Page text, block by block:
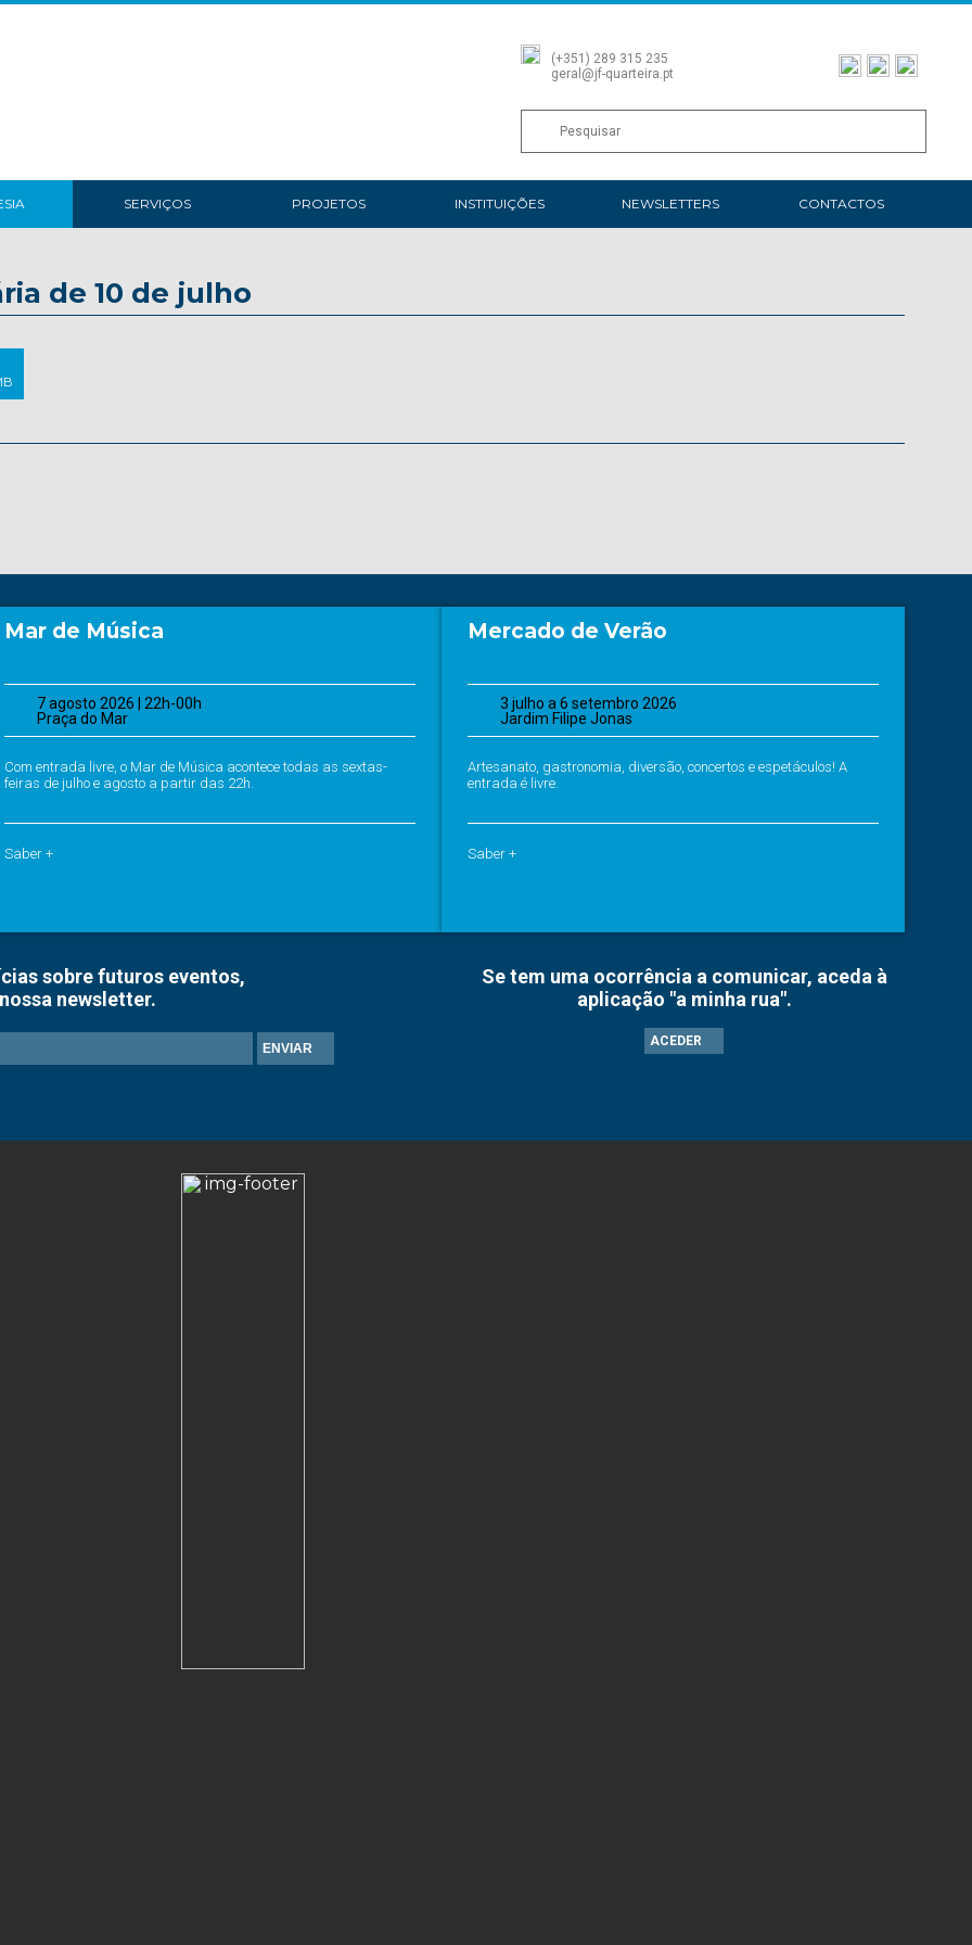
(+351) 289 315 235
geral@jf-quarteira.pt
SERVIÇOS PROJETOS INSTITUIÇÕES NEWSLETTERS CONTACTOS
de 10 de julho
Mar de Música
7 agosto 2026 | 22h-00h
Praça do Mar
Com entrada livre, o Mar de Música acontece todas as sextas-
feiras de julho e agosto a partir das 22h.
Saber +
Mercado de Verão
3 julho a 6 setembro 2026
Jardim Filipe Jonas
Artesanato, gastronomia, diversão, concertos e espetáculos! A
entrada é livre.
Saber +
sobre futuros eventos,
newsletter.
ENVIAR
Se tem uma ocorrência a comunicar, aceda à
aplicação "a minha rua".
ACEDER